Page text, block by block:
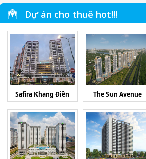
Dự án cho thuê hot!!!
Safira Khang Điền The Sun Avenue